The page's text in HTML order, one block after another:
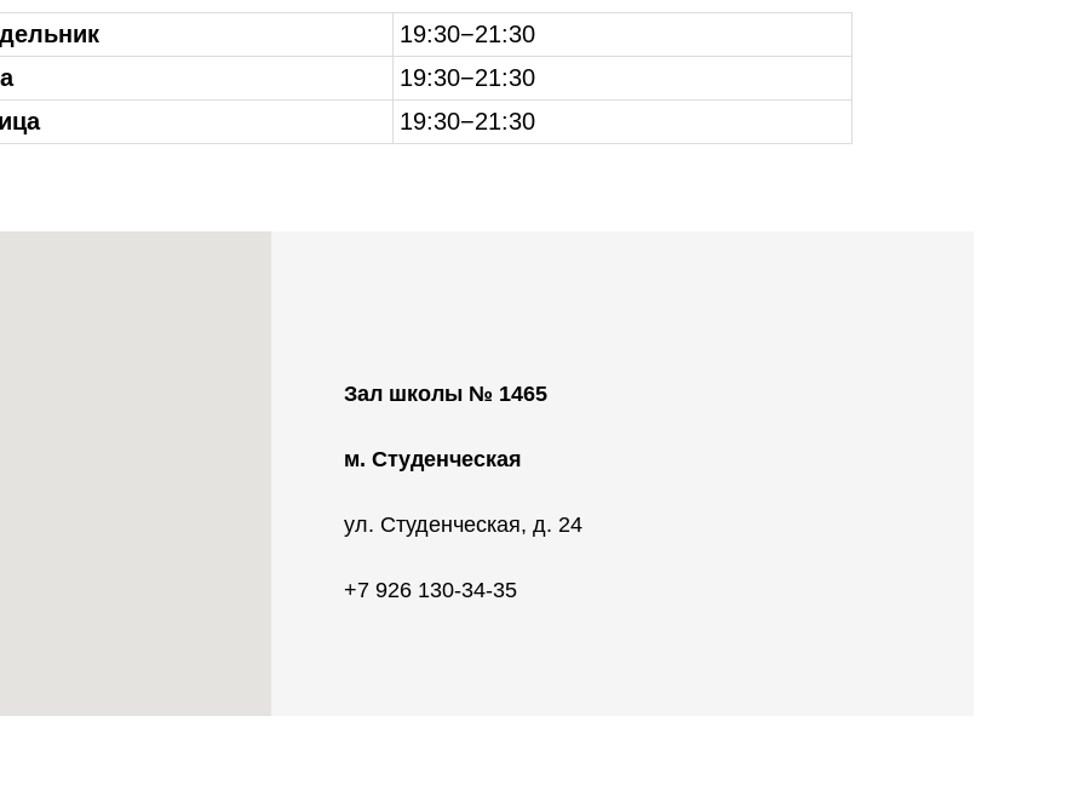
19:30−21:30
19:30−21:30
19:30−21:30
Зал школы № 1465
м. Студенческая
ул. Студенческая, д. 24
+7 926 130-34-35